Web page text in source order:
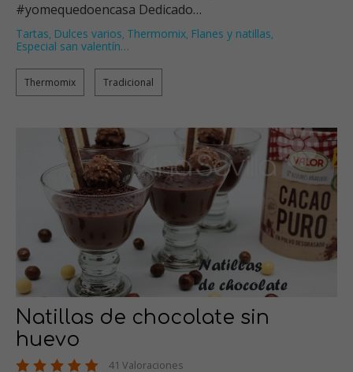
#yomequedoencasa Dedicado…
Tartas, Dulces varios, Thermomix, Flanes y natillas,
Especial san valentín…
Thermomix Tradicional
Natillas de chocolate sin
huevo
41 Valoraciones